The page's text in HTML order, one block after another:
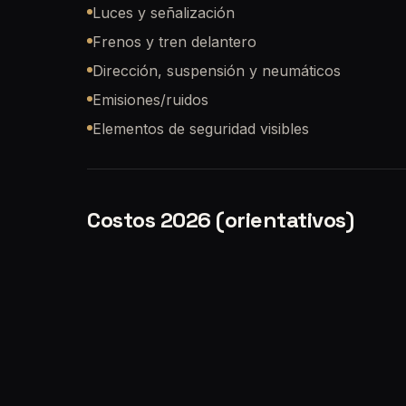
Luces y señalización
Frenos y tren delantero
Dirección, suspensión y neumáticos
Emisiones/ruidos
Elementos de seguridad visibles
Costos 2026 (orientativos)